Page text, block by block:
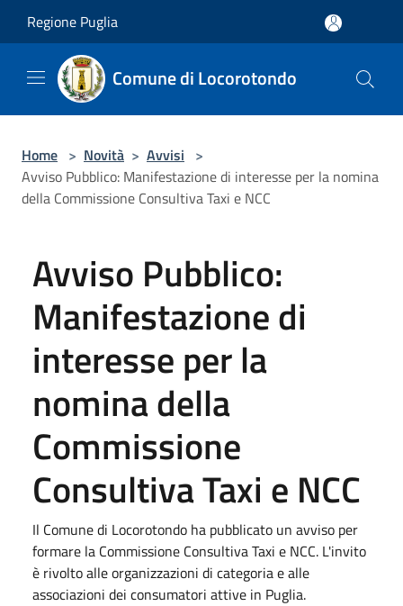
Regione Puglia
Comune di Locorotondo
Home > Novità > Avvisi >
Avviso Pubblico: Manifestazione di interesse per la nomina
della Commissione Consultiva Taxi e NCC
Avviso Pubblico:
Manifestazione di
interesse per la
nomina della
Commissione
Consultiva Taxi e NCC
Il Comune di Locorotondo ha pubblicato un avviso per
formare la Commissione Consultiva Taxi e NCC. L'invito
è rivolto alle organizzazioni di categoria e alle
associazioni dei consumatori attive in Puglia.